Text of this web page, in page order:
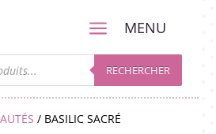
a MENU
RECHERCHER
/ BASILIC SACRÉ